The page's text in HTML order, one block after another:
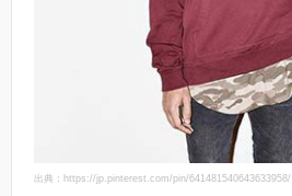
出典：https://jp.pinterest.com/pin/641481540643633958/